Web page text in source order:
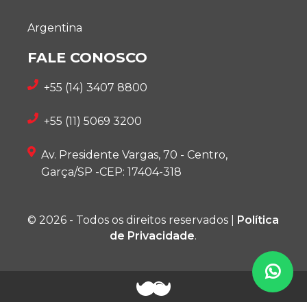
Argentina
FALE CONOSCO
+55 (14) 3407 8800
+55 (11) 5069 3200
Av. Presidente Vargas, 70 - Centro,
Garça/SP -CEP: 17404-318
© 2026 - Todos os direitos reservados |
Política
de Privacidade.